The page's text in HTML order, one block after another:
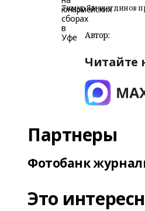
Тимур Ямалетдинов
Автор:
Читайте
Партнеры
Фотобанк
Это